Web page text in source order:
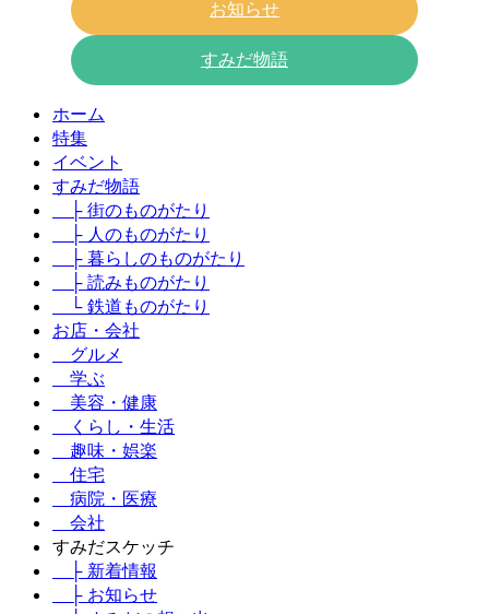
お知らせ
すみだ物語
ホーム
特集
イベント
すみだ物語
├ 街のものがたり
├ 人のものがたり
├ 暮らしのものがたり
├ 読みものがたり
└ 鉄道ものがたり
お店・会社
グルメ
学ぶ
美容・健康
くらし・生活
趣味・娯楽
住宅
病院・医療
会社
すみだスケッチ
├ 新着情報
├ お知らせ